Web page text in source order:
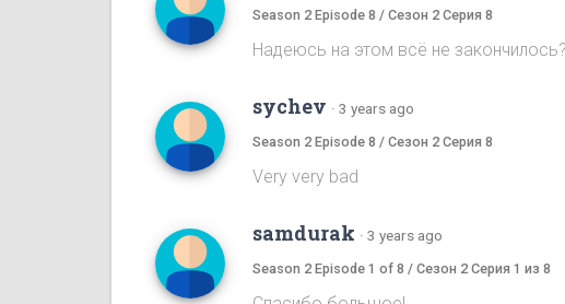
Season 2 Episode 8 / Сезон 2 Серия 8
Надеюсь на этом всё не
sychev · 3 years ago
Season 2 Episode 8 / Сезон 2 Серия 8
Very very bad
samdurak · 3 years ago
Season 2 Episode 1 of 8 / Сезон 2 Серия 1 из 8